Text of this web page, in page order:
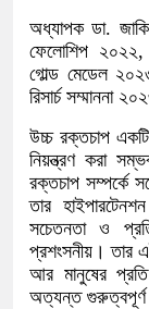
অধ্যাপক ডা.
ফেলোশিপ ২০২২,
গোল্ড মেডেল
রিসার্চ সম্মাননা
উচ্চ রক্তচাপ
নিয়ন্ত্রণ করা
রক্তচাপ সম্পর্কে
তার
সচেতনতা ও
প্রশংসনীয়। তার
আর মানুষের
অত্যন্ত